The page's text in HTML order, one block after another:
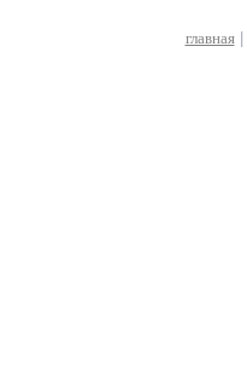
главная|